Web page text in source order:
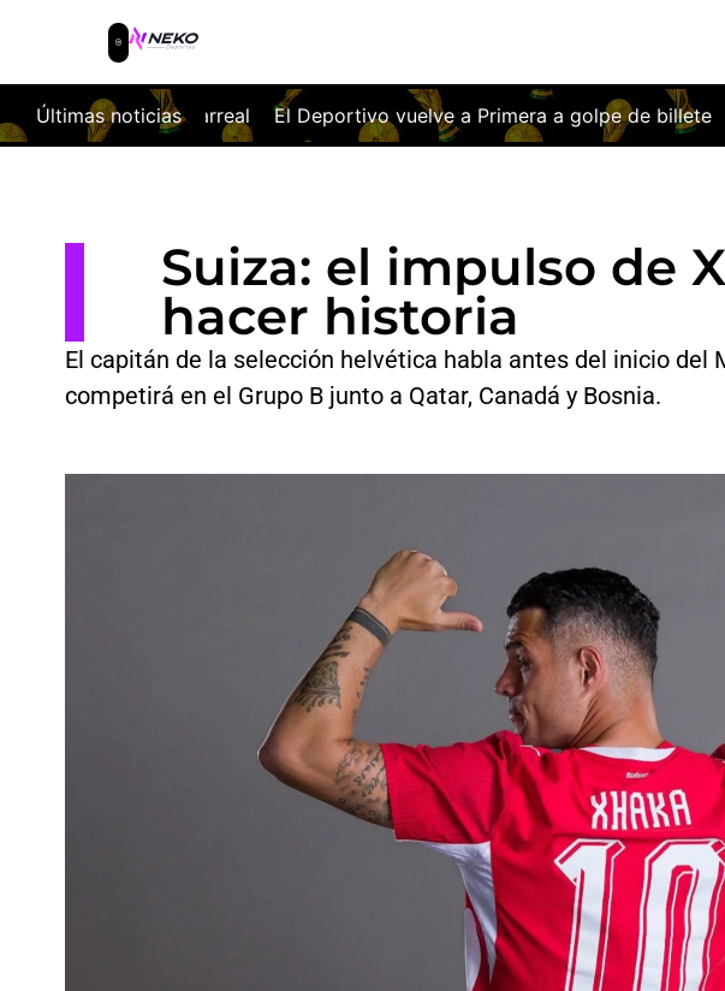
Últimas noticias
El Deportivo vuelve a Primera a golpe de billete El Málaga mira
Suiza: el impulso de
hacer historia
El capitán de la selección helvética habla antes del inicio del
competirá en el Grupo B junto a Qatar, Canadá y Bosnia.